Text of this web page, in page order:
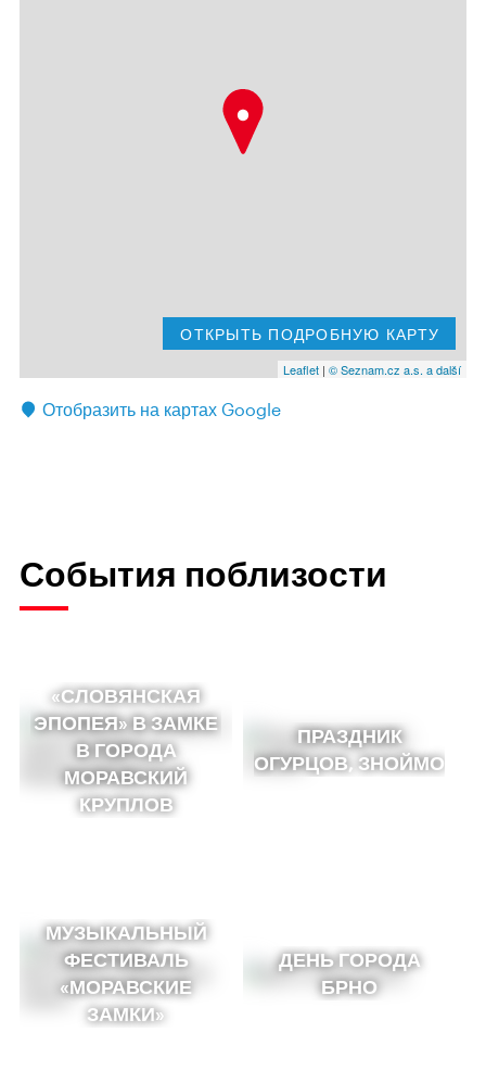
ОТКРЫТЬ ПОДРОБНУЮ КАРТУ
Leaflet | © Seznam.cz a.s. a další
Отобразить на картах Google
События поблизости
«СЛОВЯНСКАЯ
ЭПОПЕЯ» В ЗАМКЕ
В ГОРОДА
МОРАВСКИЙ
КРУПЛОВ
ПРАЗДНИК
ОГУРЦОВ, ЗНОЙМО
МУЗЫКАЛЬНЫЙ
ФЕСТИВАЛЬ
«МОРАВСКИЕ
ЗАМКИ»
ДЕНЬ ГОРОДА
БРНО